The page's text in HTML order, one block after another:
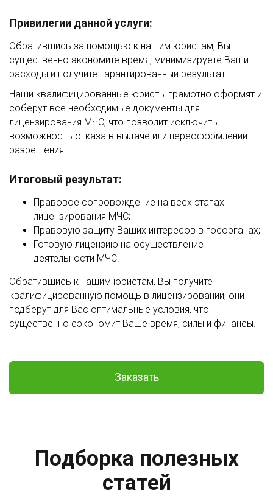
Привилегии данной услуги:
Обратившись за помощью к нашим юристам, Вы
существенно экономите время, минимизируете Ваши
расходы и получите гарантированный результат.
Наши квалифицированные юристы грамотно оформят и
соберут все необходимые документы для
лицензирования МЧС, что позволит исключить
возможность отказа в выдаче или переоформлении
разрешения.
Итоговый результат:
Правовое сопровождение на всех этапах
лицензирования МЧС;
Правовую защиту Ваших интересов в госорганах;
Готовую лицензию на осуществление
деятельности МЧС.
Обратившись к нашим юристам, Вы получите
квалифицированную помощь в лицензировании, они
подберут для Вас оптимальные условия, что
существенно сэкономит Ваше время, силы и финансы.
Заказать
Подборка полезных
статей